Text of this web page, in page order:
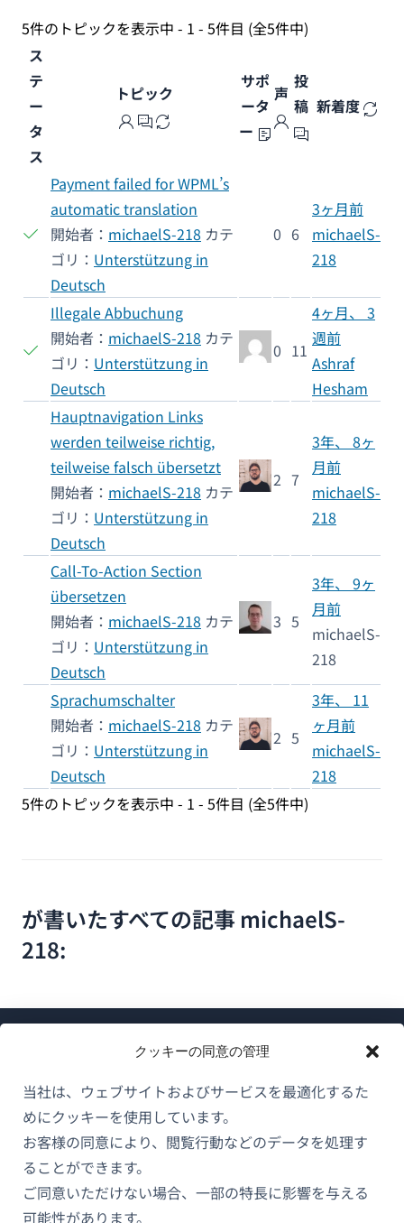
クッキーの同意の管理
当社は、ウェブサイトおよびサービスを最適化するた
めにクッキーを使用しています。
お客様の同意により、閲覧行動などのデータを処理す
ることができます。
ご同意いただけない場合、一部の特長に影響を与える
可能性があります。
5件のトピックを表示中 - 1 - 5件目 (全5件中)
ス
テ
ー
タ
ス
トピック
サポ
ータ
ー
声
投
稿 新着度
Payment failed for WPML’s
automatic translation
開始者： michaelS-218 カテ
ゴリ： Unterstützung in
Deutsch
0 6
3ヶ月前
michaelS-
218
Illegale Abbuchung
開始者： michaelS-218 カテ
ゴリ： Unterstützung in
Deutsch
0 11
4ヶ月、 3
週前
Ashraf
Hesham
Hauptnavigation Links
werden teilweise richtig,
teilweise falsch übersetzt
開始者： michaelS-218 カテ
ゴリ： Unterstützung in
Deutsch
2 7
3年、 8ヶ
月前
michaelS-
218
Call-To-Action Section
übersetzen
開始者： michaelS-218 カテ
ゴリ： Unterstützung in
Deutsch
3 5
3年、 9ヶ
月前
michaelS-
218
Sprachumschalter
開始者： michaelS-218 カテ
ゴリ： Unterstützung in
Deutsch
2 5
3年、 11
ヶ月前
michaelS-
218
5件のトピックを表示中 - 1 - 5件目 (全5件中)
が書いたすべての記事 michaelS-
218:
WPMLについて
GDPRおよびプライバシーポリシー
チームに参加（新